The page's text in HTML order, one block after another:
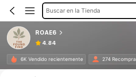
Buscar en la Tienda
ROAE6
4.84
6K Vendido recientemente 274 Recompra